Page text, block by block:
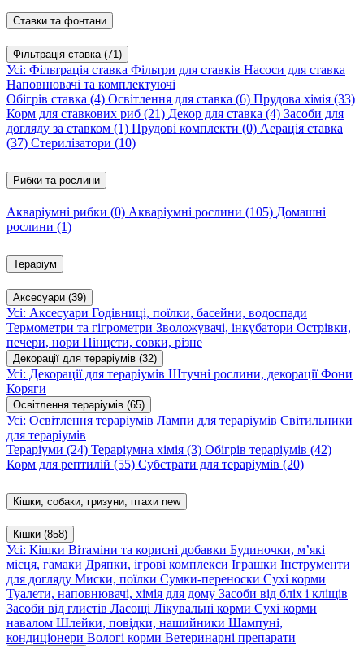
Ставки та фонтани
Фільтрація ставка (71)
Усі: Фільтрація ставка Фільтри для ставків Насоси для ставка
Наповнювачі та комплектуючі
Обігрів ставка (4) Освітлення для ставка (6) Прудова хімія (33)
Корм для ставкових риб (21) Декор для ставка (4) Засоби для
догляду за ставком (1) Прудові комплекти (0) Аерація ставка
(37) Стерилізатори (10)
Рибки та рослини
Акваріумні рибки (0) Акваріумні рослини (105) Домашні
рослини (1)
Тераріум
Аксесуари (39)
Усі: Аксесуари Годівниці, поїлки, басейни, водоспади
Термометри та гігрометри Зволожувачі, інкубатори Острівки,
печери, нори Пінцети, совки, різне
Декорації для тераріумів (32)
Усі: Декорації для тераріумів Штучні рослини, декораціїФони
Коряги
Освітлення тераріумів (65)
Усі: Освітлення тераріумів Лампи для тераріумів Світильники
для тераріумів
Тераріуми (24) Тераріумна хімія (3) Обігрів тераріумів (42)
Корм для рептилій (55) Субстрати для тераріумів (20)
Кішки, собаки, гризуни, птахи new
Кішки (858)
Усі: Кішки Вітаміни та корисні добавки Будиночки, м’які
місця, гамаки Дряпки, ігрові комплекси Іграшки Інструменти
для догляду Миски, поїлки Сумки-переноски Сухі корми
Туалети, наповнювачі, хімія для дому Засоби від бліх і кліщів
Засоби від глистів Ласощі Лікувальні корми Сухі корми
навалом Шлейки, повідки, нашийники Шампуні,
кондиціонери Вологі корми Ветеринарні препарати